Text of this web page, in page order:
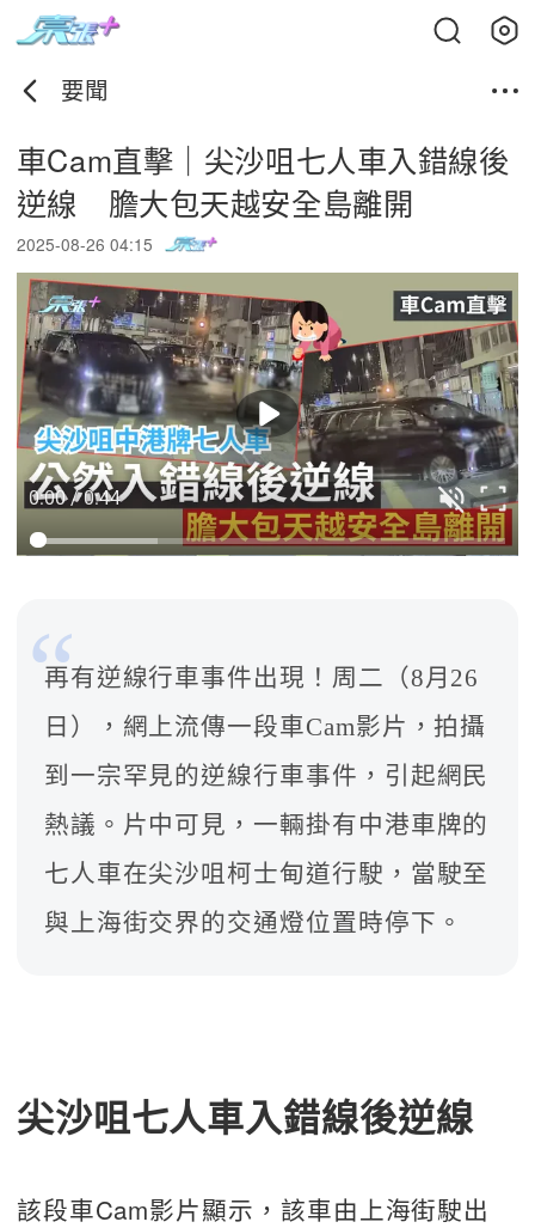
要聞
車Cam直擊｜尖沙咀七人車入錯線後
逆線 膽大包天越安全島離開
2025-08-26 04:15
0:00 / 0:44
再有逆線行車事件出現！周二（8月26
日），網上流傳一段車Cam影片，拍攝
到一宗罕見的逆線行車事件，引起網民
熱議。片中可見，一輛掛有中港車牌的
七人車在尖沙咀柯士甸道行駛，當駛至
與上海街交界的交通燈位置時停下。
尖沙咀七人車入錯線後逆線
該段車Cam影片顯示，該車由上海街駛出